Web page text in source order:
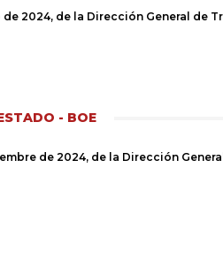
de 2024, de la Dirección General
- BOE
de 2024, de la Dirección